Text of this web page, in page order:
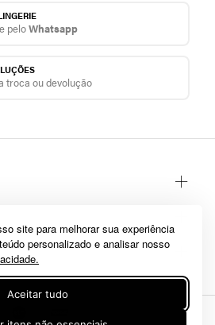
site para melhorar sua experiência
personalizado e analisar nosso
Aceitar tudo
peloWhatsapp
troca ou devolução